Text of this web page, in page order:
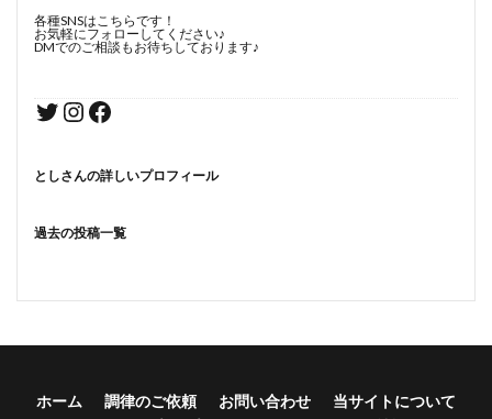
各種SNSはこちらです！
お気軽にフォローしてください♪
DMでのご相談もお待ちしております♪
としさんの詳しいプロフィール
過去の投稿一覧
ホーム 調律のご依頼 お問い合わせ
当サイトについて